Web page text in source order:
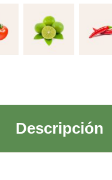
Descripción